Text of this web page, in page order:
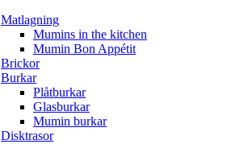
Matlagning
Mumins in the kitchen
Mumin Bon Appétit
Brickor
Burkar
Plåtburkar
Glasburkar
Mumin burkar
Disktrasor